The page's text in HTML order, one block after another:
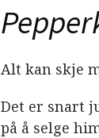
Alt kan skje
Det er snart
på å selge